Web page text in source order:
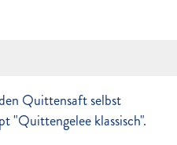
Quittensaft selbst
"Quittengelee klassisch".